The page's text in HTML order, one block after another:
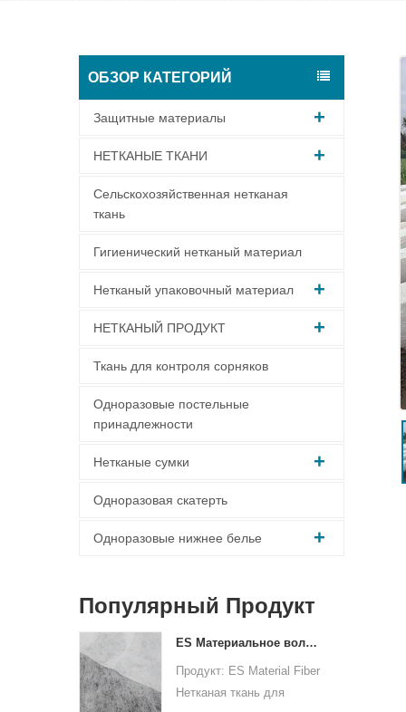
ОБЗОР КАТЕГОРИЙ
Защитные материалы
НЕТКАНЫЕ ТКАНИ
Сельскохозяйственная нетканая
ткань
Гигиенический нетканый материал
Нетканый упаковочный материал
НЕТКАНЫЙ ПРОДУКТ
Ткань для контроля сорняков
Одноразовые постельные
принадлежности
Нетканые сумки
Одноразовая скатерть
Одноразовые нижнее белье
Популярный Продукт
ES Материальное волокно нетканая ткань для упаковки
Продукт: ES Material Fiber
Нетканая ткань для